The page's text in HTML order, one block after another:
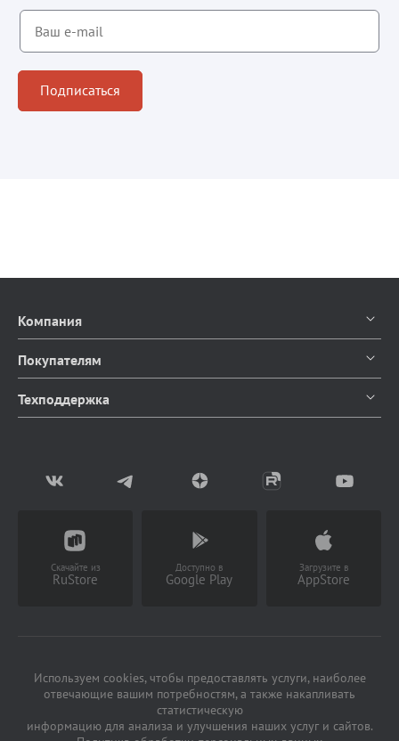
Подписаться
Компания
О компании
Блог
Покупателям
Каталог продуктов
Партнерство
Техподдержка
Скачайте из
RuStore
Доступно в
Google Play
Загрузите в
AppStore
Используем cookies, чтобы предоставлять услуги, наиболее
отвечающие вашим потребностям, а также накапливать
статистическую
информацию для анализа и улучшения наших услуг и сайтов.